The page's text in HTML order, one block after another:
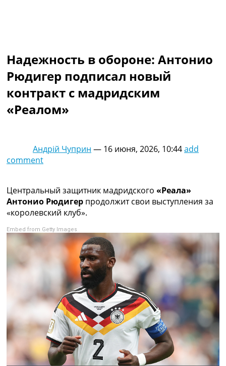
Украина. Первая Лига
Лига Чемпионов
Англия. Премьер Лига
Испания. Ла Лига
Другие Турниры >>>
Таблицы
Лига Чемпионов. Таблицы групп
Все таблицы >>>
Рейтинги
Рейтинг стран УЕФА
Рейтинг клубов УЕФА
Рейтинг ФИФА
ТВ программа
UA
Categories
Главная
Новости футбола
Видео
Трансферы
Новости футбола Украины
Надежность в обороне: Антонио
Рюдигер подписал новый
контракт с мадридским
«Реалом»
Андрій Чуприн — 16 июня, 2026, 10:44add
comment
Центральный защитник мадридского «Реала»
Антонио Рюдигер продолжит свои выступления за
«королевский клуб».
Embed from Getty Images